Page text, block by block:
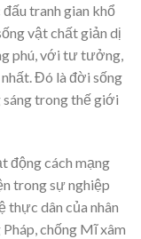
tranh gian khổ
vật chất giản dị
phú, với tư tưởng,
Đó là đời sống
trong thế giới
động cách mạng
trong sự nghiệp
thực dân của nhân
chống Mĩ xâm